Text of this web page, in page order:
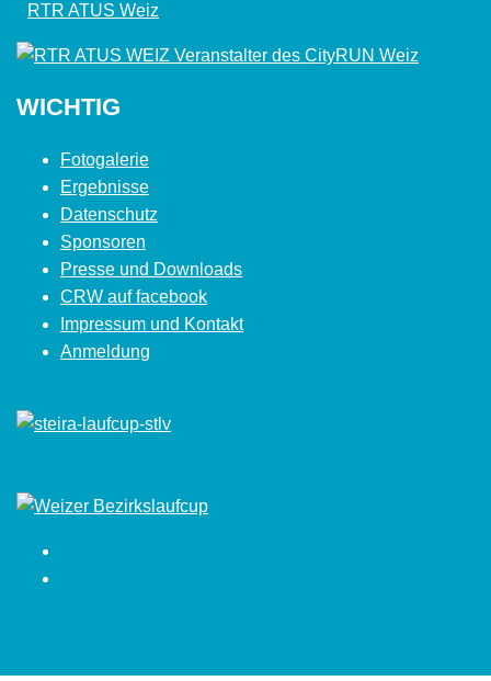
RTR ATUS Weiz
WICHTIG
Fotogalerie
Ergebnisse
Datenschutz
Sponsoren
Presse und Downloads
CRW auf facebook
Impressum und Kontakt
Anmeldung